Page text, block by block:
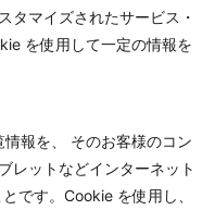
タマイズされたサービス・
を使用して一定の情報を
報を、 そのお客様のコン
レットなどインターネット
です。Cookie を使用し、